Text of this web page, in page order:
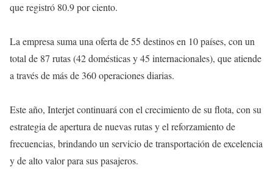
que registró 80.9 por ciento.
La empresa suma una oferta de 55 destinos en 10 países, con un
total de 87 rutas (42 domésticas y 45 internacionales), que atiende
a través de más de 360 operaciones diarias.
Este año, Interjet continuará con el crecimiento de su flota, con su
estrategia de apertura de nuevas rutas y el reforzamiento de
frecuencias, brindando un servicio de transportación de excelencia
y de alto valor para sus pasajeros.